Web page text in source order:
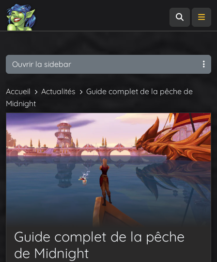
Accueil Actualités
Guide complet de la pêche de
Midnight
Guide complet de la pêche
de Midnight
Ouvrir la sidebar